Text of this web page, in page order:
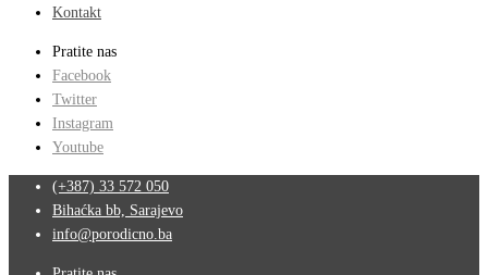
Kontakt
Pratite nas
Facebook
Twitter
Instagram
Youtube
(+387) 33 572 050
Bihaćka bb, Sarajevo
info@porodicno.ba